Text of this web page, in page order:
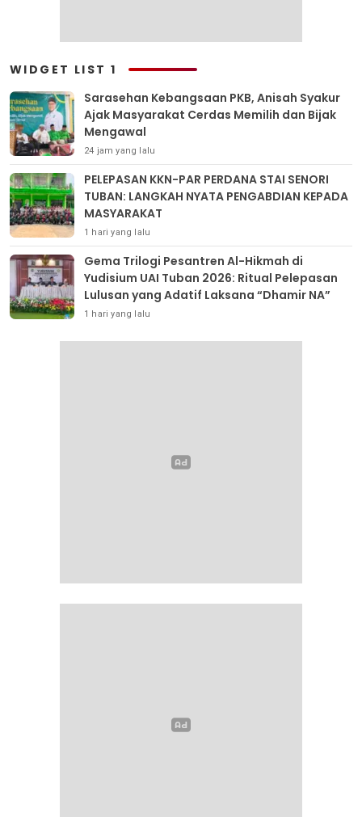
WIDGET LIST 1
Sarasehan Kebangsaan PKB, Anisah Syakur
Ajak Masyarakat Cerdas Memilih dan Bijak
Mengawal
24 jam yang lalu
PELEPASAN KKN-PAR PERDANA STAI SENORI
TUBAN: LANGKAH NYATA PENGABDIAN KEPADA
MASYARAKAT
1 hari yang lalu
Gema Trilogi Pesantren Al-Hikmah di
Yudisium UAI Tuban 2026: Ritual Pelepasan
Lulusan yang Adatif Laksana “Dhamir NA”
1 hari yang lalu